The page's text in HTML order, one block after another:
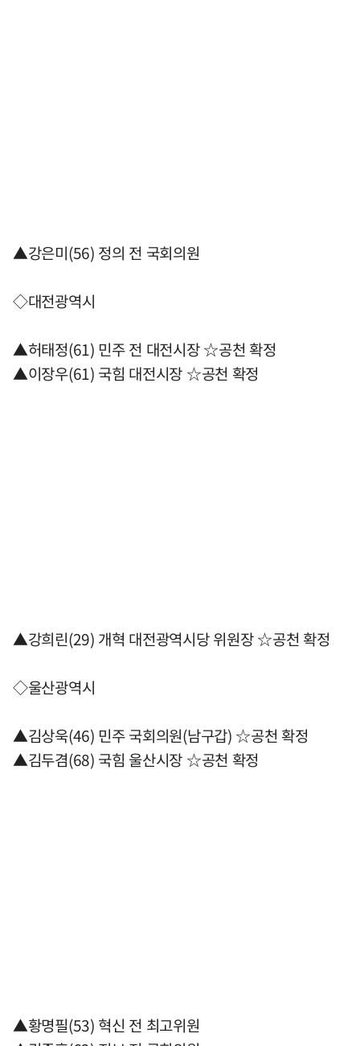
▲강은미(56) 정의 전 국회의원
◇대전광역시
▲허태정(61) 민주 전 대전시장 ☆공천 확정
▲이장우(61) 국힘 대전시장 ☆공천 확정
▲강희린(29) 개혁 대전광역시당 위원장 ☆공천 확정
◇울산광역시
▲김상욱(46) 민주 국회의원(남구갑) ☆공천 확정
▲김두겸(68) 국힘 울산시장 ☆공천 확정
▲황명필(53) 혁신 전 최고위원